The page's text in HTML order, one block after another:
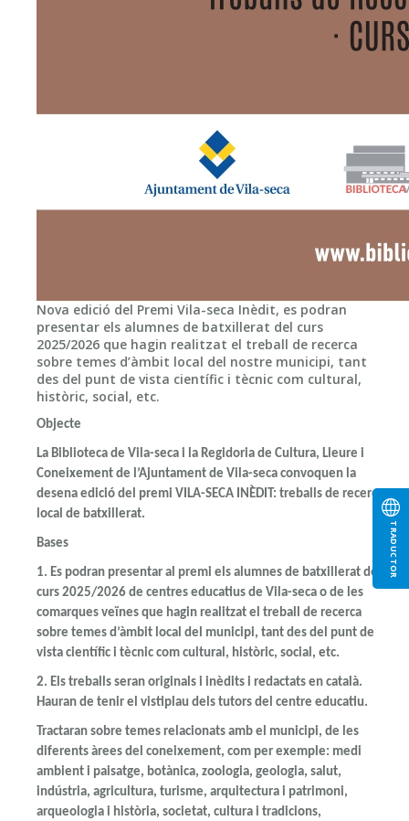
TRADUCTOR
Nova edició del Premi Vila-seca Inèdit, es podran
presentar els alumnes de batxillerat del curs
2025/2026 que hagin realitzat el treball de recerca
sobre temes d’àmbit local del nostre municipi, tant
des del punt de vista científic i tècnic com cultural,
històric, social, etc.
Objecte
La Biblioteca de Vila-seca i la Regidoria de Cultura, Lleure i
Coneixement de l’Ajuntament de Vila-seca convoquen la
desena edició del premi VILA-SECA INÈDIT: treballs de recerca
local de batxillerat.
Bases
1. Es podran presentar al premi els alumnes de batxillerat del
curs 2025/2026 de centres educatius de Vila-seca o de les
comarques veïnes que hagin realitzat el treball de recerca
sobre temes d’àmbit local del municipi, tant des del punt de
vista científic i tècnic com cultural, històric, social, etc.
2. Els treballs seran originals i inèdits i redactats en català.
Hauran de tenir el vistiplau dels tutors del centre educatiu.
Tractaran sobre temes relacionats amb el municipi, de les
diferents àrees del coneixement, com per exemple: medi
ambient i paisatge, botànica, zoologia, geologia, salut,
indústria, agricultura, turisme, arquitectura i patrimoni,
arqueologia i història, societat, cultura i tradicions,